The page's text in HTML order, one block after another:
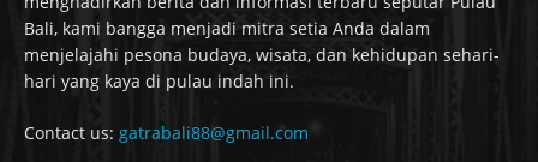
Bali, kami bangga menjadi mitra setia Anda dalam
menjelajahi pesona budaya, wisata, dan kehidupan sehari-
hari yang kaya di pulau indah ini.
Contact us: gatrabali88@gmail.com